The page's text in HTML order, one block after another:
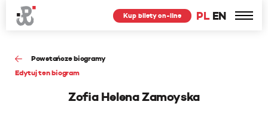
PL EN
Kup bilety on-line
Powstańcze biogramy
Edytuj ten biogram
Zofia Helena Zamoyska